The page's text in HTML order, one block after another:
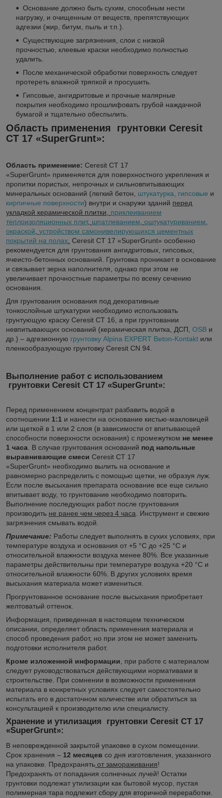
Основание должно быть сухим, способным нести
нагрузку, и очищенным от веществ, препятствующих
адгезии (жир, битум, пыль и т.п.).
Существующие загрязнения, слои с низкой
прочностью, клеевые краски необходимо полностью
удалить.
После механической обработки поверхность следует
протереть влажной тряпкой и просушить.
Гипсовые, ангидритовые и прочные малярные
покрытия необходимо прошлифовать грубой наждачной
бумагой и тщательно обеспылить.
Область применения грунтовки Ceresit
CT 17 «SuperGrunt»:
Область применение: Ceresit CT 17
«SuperGrunt» применяется для поверхностного укрепления и
пропитки пористых, непрочных и сильновпитывающих
минеральных оснований (легкий бетон, штукатурка, гипсовые и
кирпичные поверхности) внутри и снаружи зданий перед
укладкой керамической плитки, приклеиванием
теплоизоляционных плит, шпатлеванием, оштукатуриванием,
окраской, устройством самонивелирующихся цементных
покрытий на полах. Ceresit CT 17 «SuperGrunt» особенно
рекомендуется для грунтования ангидритовых, гипсовых,
ячеисто-бетонных оснований. Грунтовка проникает в основание
и связывает зерна наполнителя, однако при этом не
увеличивает прочностные параметры по всему сечению
основания.
Для грунтования основания под декоративные
тонкослойные штукатурки необходимо использовать
грунтующую краску Ceresit CT 16, а при грунтовании
невпитывающих оснований (керамическая плитка, ДСП, OSB и
др.) – адгезионную грунтовку Alpina EXPERT Beton-Kontakt или
пленкообразующую грунтовку Ceresit CN 94.
Выполнение работ с использованием
грунтовки Ceresit CT 17 «SuperGrunt»:
Перед применением концентрат разбавить водой в
соотношении 1:1 и нанести на основание кистью-макловицей
или щеткой в 1 или 2 слоя (в зависимости от впитывающей
способности поверхности основания) с промежутком не менее
1 часа . В случае грунтования оснований под напольные
выравнивающие смеси Ceresit CT 17
«SuperGrunt» необходимо вылить на основание и
равномерно распределить с помощью щетки, не образуя луж.
Если после высыхания препарата основание все еще сильно
впитывает воду, то грунтование необходимо повторить.
Выполнение последующих работ после грунтования
производить не ранее чем через 4 часа . Инструмент и свежие
загрязнения смывать водой.
Примечание: Работы следует выполнять в сухих условиях, при
температуре воздуха и основания от +5 °С до +25 °С и
относительной влажности воздуха менее 80%. Все указанные
параметры действительны при температуре воздуха +20 °С и
относительной влажности 60%. В других условиях время
высыхания материала может измениться.
Прогрунтованное основание после высыхания приобретает
желтоватый оттенок.
Информация, приведенная в настоящем техническом
описании, определяет область применения материала и
способ проведения работ, но при этом не может заменить
подготовки исполнителя работ.
Кроме изложенной информации , при работе с материалом
следует руководствоваться действующими нормативами в
строительстве. При сомнении в возможности применения
материала в конкретных условиях следует самостоятельно
испытать его в достаточном количестве или обратиться за
консультацией к производителю или специалисту.
Хранение и утилизация грунтовки Ceresit CT 17
«SuperGrunt»:
В неповрежденной закрытой упаковке в сухом помещении.
Срок хранения – 12 месяцев со дня изготовления, указанного
на упаковке. Предохранять от замораживания!
Предохранять от попадания солнечных лучей! Остатки
грунтовки подлежат утилизации как бытовой мусор, пустая
полимерная тара подлежит сбору для вторичной переработки.